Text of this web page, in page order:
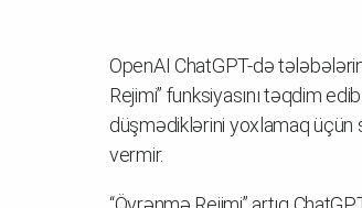
OpenAI ChatGPT-də
Rejimi” funksiyasını təqdim
düşmədiklərini yoxlamaq
vermir.